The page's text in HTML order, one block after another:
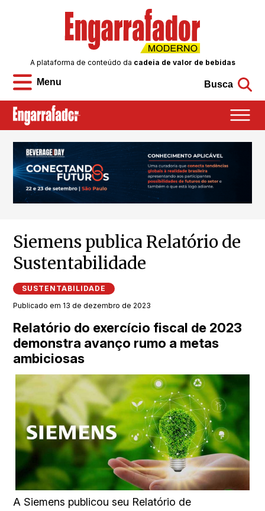
Menu
A plataforma de conteúdo da cadeia de valor de bebidas
Busca
Siemens publica Relatório de
Sustentabilidade
SUSTENTABILIDADE
Publicado em 13 de dezembro de 2023
Relatório do exercício fiscal de 2023
demonstra avanço rumo a metas
ambiciosas
A Siemens publicou seu Relatório de